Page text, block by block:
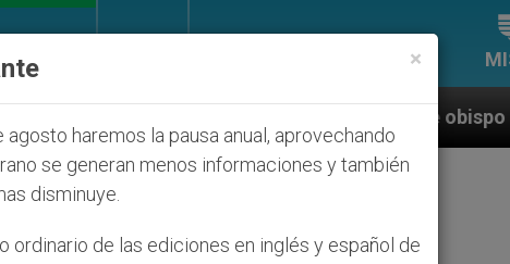
se pronuncia ante caso de obispo católico
×
agosto haremos la pausa anual, aprovechando
se generan menos informaciones y también
disminuye.
ordinario de las ediciones en inglés y español de